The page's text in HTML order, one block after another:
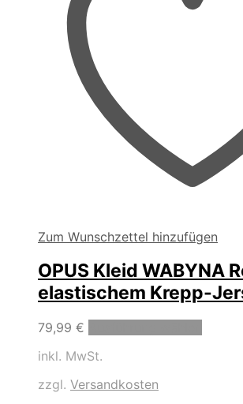
Zum Wunschzettel hinzufügen
OPUS Kleid WABYNA
elastischem Krepp-
79,99 €
inkl. MwSt.
zzgl. Versandkosten